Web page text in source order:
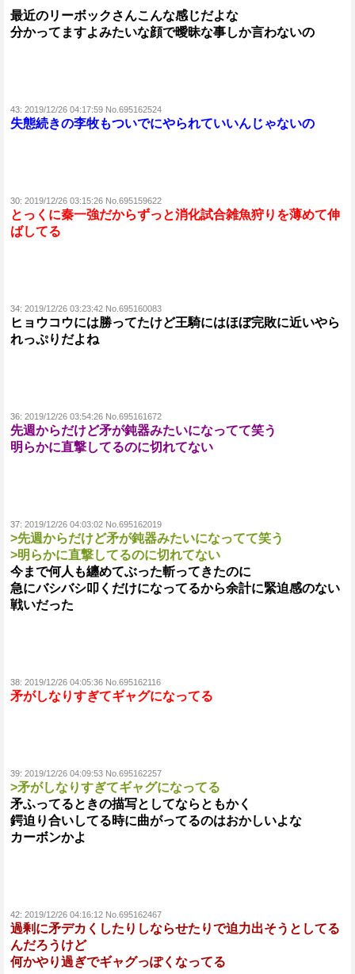
最近のリーボックさんこんな感じだよな
分かってますよみたいな顔で曖昧な事しか言わないの
43: 2019/12/26 04:17:59 No.695162524
失態続きの李牧もついでにやられていいんじゃないの
30: 2019/12/26 03:15:26 No.695159622
とっくに秦一強だからずっと消化試合雑魚狩りを薄めて伸
ばしてる
34: 2019/12/26 03:23:42 No.695160083
ヒョウコウには勝ってたけど王騎にはほぼ完敗に近いやら
れっぷりだよね
36: 2019/12/26 03:54:26 No.695161672
先週からだけど矛が鈍器みたいになってて笑う
明らかに直撃してるのに切れてない
37: 2019/12/26 04:03:02 No.695162019
>先週からだけど矛が鈍器みたいになってて笑う
>明らかに直撃してるのに切れてない
今まで何人も纏めてぶった斬ってきたのに
急にバシバシ叩くだけになってるから余計に緊迫感のない
戦いだった
38: 2019/12/26 04:05:36 No.695162116
矛がしなりすぎてギャグになってる
39: 2019/12/26 04:09:53 No.695162257
>矛がしなりすぎてギャグになってる
矛ふってるときの描写としてならともかく
鍔迫り合いしてる時に曲がってるのはおかしいよな
カーボンかよ
42: 2019/12/26 04:16:12 No.695162467
過剰に矛デカくしたりしならせたりで迫力出そうとしてる
んだろうけど
何かやり過ぎでギャグっぽくなってる